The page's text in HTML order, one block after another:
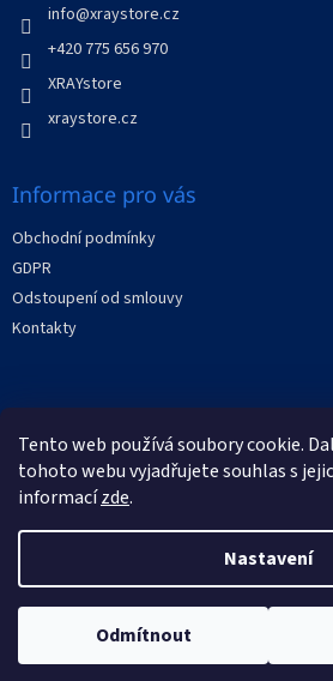
Tento web používá soubory cookie.
tohoto webu vyjadřujete souhlas s
informacízde.
Nastavení
Odmítnout
info@xraystore.cz
+420 775 656 970
XRAYstore
xraystore.cz
Informace pro vás
Obchodní podmínky
GDPR
Odstoupení od smlouvy
Kontakty
XRAYstore
Vytvořil
Copyright 2026XRAYstore .